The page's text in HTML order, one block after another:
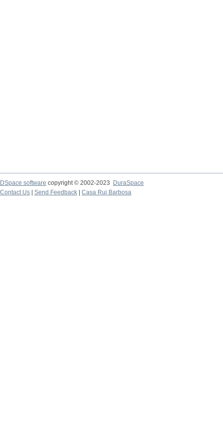
DSpace software copyright © 2002-2023
DuraSpace
Contact Us
Send Feedback Casa Rui Barbosa